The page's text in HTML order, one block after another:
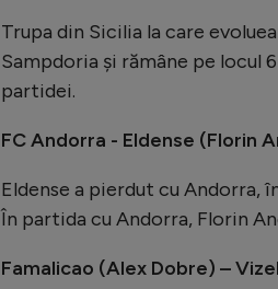
Trupa din Sicilia la care
Sampdoria și rămâne pe locul
partidei.
FC Andorra - Eldense (Florin
Eldense a pierdut cu Andorra,
În partida cu Andorra, Florin
Famalicao (Alex Dobre) –